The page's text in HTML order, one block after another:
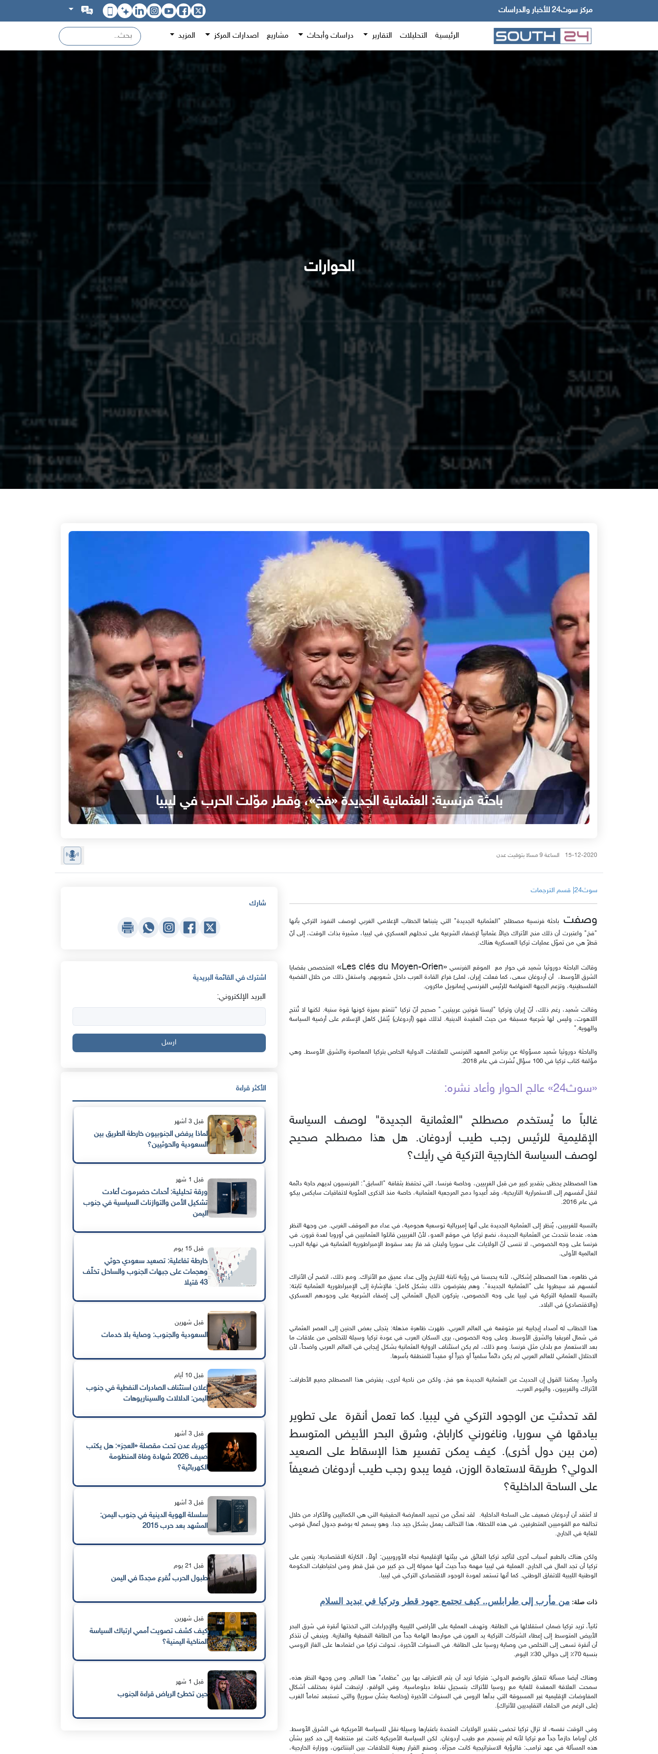
مركز سوث24 للأخبار والدراسات
الرئيسية التحليلات التقارير دراسات وأبحاث مشاريع اصدارات المركز المزيد
الحوارات
باحثة فرنسية: العثمانية الجديدة «فخ»، وقطر موّلت الحرب في ليبيا
15-12-2020 الساعة 9 مساءً بتوقيت عدن
سوث24| قسم الترجمات
وصفت
باحثة فرنسية مصطلح "العثمانية الجديدة" التي يتبناها الخطاب الإعلامي الغربي لوصف النفوذ التركي بأنها
"فخ" واعتبرت أن ذلك منح الأتراك خيالاً عثمانياً لإضفاء الشرعية على تدخلهم العسكري في ليبيا، مشيرة بذات الوقت، إلى أنّ
قطرّ هي من تموّل عمليات تركيا العسكرية هناك.
وقالت الباحثة دوروثيا شميد في حوار مع الموقع الفرنسي «Les clés du Moyen-Orien
» المتخصص بقضايا
الشرق الأوسط، أن أردوغان سعى، كما فعلت إيران، لملئ فراغ القادة العرب داخل شعوبهم. واستغل ذلك من خلال القضية
الفلسطينية، وتزعم الجبهة المنهاضة للرئيس الفرنسي إيمانويل ماكرون.
وقالت شميد، رغم ذلك، أنّ إيران وتركيا "ليستا قوتين عربيتين." صحيح أنّ تركيا "تتمتع بميزة كونها قوة سنية. لكنها لا تُنتج
اللاهوت، وليس لها شرعية مسبقة من حيث العقيدة الدينية. لذلك فهو (أردوغان) يُثقل كاهل الإسلام على أرضية السياسة
والهوية."
والباحثة دوروثيا شميد مسؤولة عن برنامج المعهد الفرنسي للعلاقات الدولية الخاص بتركيا المعاصرة والشرق الأوسط. وهي
مؤلفة كتاب تركيا في 100 سؤال نُشرت في عام 2018.
«سوث24» عالج الحوار وأعاد نشره:
غالباً ما يُستخدم مصطلح "العثمانية الجديدة" لوصف السياسة
الإقليمية للرئيس رجب طيب أردوغان. هل هذا مصطلح صحيح
لوصف السياسة الخارجية التركية في رأيك؟
هذا المصطلح يحظى بتقدير كبير من قبل الغربيين، وخاصة فرنسا، التي تحتفظ بثقافة "السابق": الفرنسيون لديهم حاجة دائمة
لنقل أنفسهم إلى الاستمرارية التاريخية، وقد أُعيدوا دمج المرجعية العثمانية، خاصة منذ الذكرى المئوية لاتفاقيات سايكس بيكو
في عام 2016.
بالنسبة للغربيين، يُنظر إلى العثمانية الجديدة على أنها إمبريالية توسعية هجومية، في عداء مع الموقف الغربي. من وجهة النظر
هذه، عندما نتحدث عن العثمانية الجديدة، نضع تركيا في موقع العدو، لأنّ الغربيين قاتلوا العثمانيين في أوروبا لعدة قرون. في
فرنسا على وجه الخصوص، لا ننسى أنّ الولايات على سوريا ولبنان قد فاز بعد سقوط الإمبراطورية العثمانية في نهاية الحرب
العالمية الأولى.
في ظاهره، هذا المصطلح إشكالي، لأنه يحبسنا في رؤية ثابتة للتاريخ وإلى عداء عميق مع الأتراك. ومع ذلك، اتضح أن الأتراك
أنفسهم قد سيطروا على "العثمانية الجديدة". وهم يفترضون ذلك بشكل كامل: فالإشارة إلى الإمبراطورية العثمانية ثابتة:
بالنسبة للعملية التركية في ليبيا على وجه الخصوص، يتركون الخيال العثماني إلى إضفاء الشرعية على وجودهم العسكري
(والاقتصادي) في البلاد.
هذا الخطاب له أصداء إيجابية غير متوقعة في العالم العربي. ظهرت ظاهرة مذهلة: يتجلى بعض الحنين إلى العصر العثماني
في شمال أفريقيا والشرق الأوسط. وعلى وجه الخصوص، يرى السكان العرب في عودة تركيا وسيلة للتخلص من علاقات ما
بعد الاستعمار مع بلدان مثل فرنسا. ومع ذلك، لم يكن استئناف الرواية العثمانية بشكل إيجابي في العالم العربي واضحاً، لأن
الاحتلال العثماني للعالم العربي لم يكن دائماً سلمياً أو خيراً أو مفيداً للمنطقة بأسرها.
وأخيراً، يمكننا القول إن الحديث عن العثمانية الجديدة هو فخ، ولكن من ناحية أخرى، يفترض هذا المصطلح جميع الأطراف:
الأتراك والغربيون، واليوم العرب.
لقد تحدثتِ عن الوجود التركي في ليبيا. كما تعمل أنقرة على تطوير
بيادقها في سوريا، وناغورني كاراباخ، وشرق البحر الأبيض المتوسط
(من بين دول أخرى). كيف يمكن تفسير هذا الإسقاط على الصعيد
الدولي؟ طريقة لاستعادة الوزن، فيما يبدو رجب طيب أردوغان ضعيفاً
على الساحة الداخلية؟
لا أعتقد أن أردوغان ضعيف على الساحة الداخلية. لقد تمكّن من تحييد المعارضة الحقيقية التي هي الكماليين والأكراد من خلال
تحالفه مع القوميين المتطرفين. في هذه اللحظة، هذا التحالف يعمل بشكل جيد جدا. وهو يسمح له بوضع جدول أعمال قومي
للغاية في الخارج.
ولكن هناك بالطبع أسباب أخرى لتأكيد تركيا الفائق في بيئتها الإقليمية تجاه الأوروبيين: أولاً، الكارثة الاقتصادية: يتعين على
تركيا أن تجد المال في الخارج. العملية في ليبيا مهمة جداً حيث أنها ممولة إلى حدٍ كبير من قبل قطر ومن احتياطيات الحكومة
الوطنية الليبية للاتفاق الوطني. كما أنها تستعد لعودة الوجود الاقتصادي التركي في ليبيا.
ذات صلة: من مأرب إلى طرابلس.. كيف تجتمع جهود قطر وتركيا في تبديد السلام
ثانياً، تريد تركيا ضمان استقلالها في الطاقة. وتهدف العملية على الأراضي الليبية والإجراءات التي اتخذتها أنقرة في شرق البحر
الأبيض المتوسط إلى إعطاء الشركات التركية يد العون في مواردها الهامة جداً من الطاقة النفطية والغازية. وينبغي أن نتذكر
أن أنقرة تسعى إلى التخلص من وصاية روسيا على الطاقة. في السنوات الأخيرة، تحولت تركيا من اعتمادها على الغاز الروسي
بنسبة 70٪ إلى حوالي 30٪ اليوم.
وهناك أيضا مسألة تتعلق بالوضع الدولي: فتركيا تريد أن يتم الاعتراف بها بين "عظماء" هذا العالم. ومن وجهة النظر هذه،
سمحت العلاقة المعقدة للغاية مع روسيا للأتراك بتسجيل نقاط دبلوماسية. وفي الواقع، ارتبطت أنقرة بمختلف أشكال
المفاوضات الإقليمية غير المسبوقة التي بدأها الروس في السنوات الأخيرة (وخاصة بشأن سوريا) والتي تستبعد تماماً الغرب
(على الرغم من الحلفاء التقليديين للأتراك).
وفي الوقت نفسه، لا تزال تركيا تحضى بتقدير الولايات المتحدة باعتبارها وسيلة نقل للسياسة الأمريكية في الشرق الأوسط.
كان أوباما حازماً جداً مع تركيا لأنه لم ينسجم مع طيب أردوغان. لكن السياسة الأمريكية كانت غير منتظمة إلى حد كبير بشأن
هذه المسألة في عهد ترامب: فالرؤية الاستراتيجية كانت مجزأة، وصنع القرار رهينة للخلافات بين البنتاغون، ووزارة الخارجية،
شارك
اشترك في القائمة البريدية
البريد الإلكتروني:
ارسل
الأكثر قراءة
قبل 3 أشهر
لماذا يرفض الجنوبيون خارطة الطريق بين
السعودية والحوثيين؟
قبل 1 شهر
ورقة تحليلية: أحداث حضرموت أعادت
تشكيل الأمن والتوازنات السياسية في جنوب
اليمن
قبل 15 يوم
خارطة تفاعلية: تصعيد سعودي حوثي
وهجمات على جبهات الجنوب والساحل تخلّف
43 قتيلا
قبل شهرين
السعودية والجنوب: وصاية بلا خدمات
قبل 10 أيام
إعلان استئناف الصادرات النفطية في جنوب
اليمن: الدلالات والسيناريوهات
قبل 3 أشهر
كهرباء عدن تحت مقصلة «العجز»: هل يكتب
صيف 2026 شهادة وفاة المنظومة
الكهربائية؟
قبل 3 أشهر
سلسلة الهوية الدينية في جنوب اليمن:
المشهد بعد حرب 2015
قبل 21 يوم
طبول الحرب تُقرع مجددًا في اليمن
قبل شهرين
كيف كشف تصويت أممي ارتباك السياسة
المناخية اليمنية؟
قبل 1 شهر
حين تخطئ الرياض قراءة الجنوب